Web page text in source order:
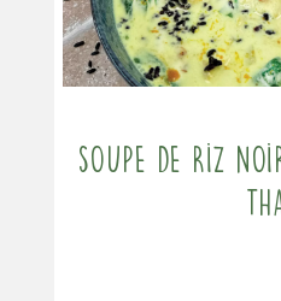
Soupe de riz